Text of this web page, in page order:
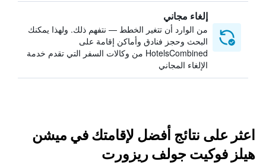
إلغاء مجاني
من الوارد أن تتغير الخطط — نتفهم ذلك. ولهذا يمكنك
البحث وحجز فنادق وأماكن إقامة على
HotelsCombined من وكالات السفر التي تقدم خدمة
الإلغاء المجاني
اعثر على نتائج أفضل لإقامتك في ميشن
هيلز فوكيت جولف ريزورت